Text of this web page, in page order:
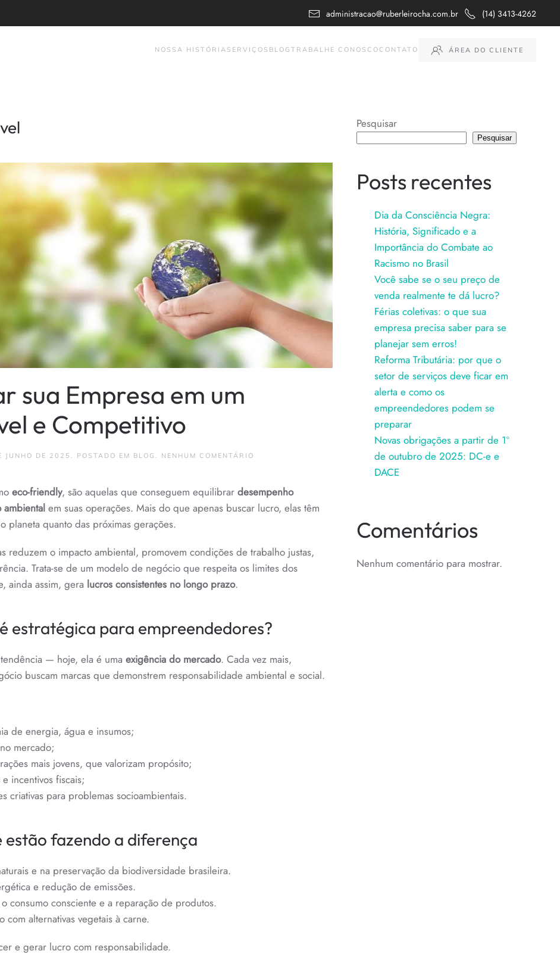
administracao@ruberleirocha.com.br (14) 3413-4262
NOSSA HISTÓRIA SERVIÇOS BLOG TRABALHE CONOSCO CONTATO ÁREA DO CLIENTE
sua Empresa em um
e Competitivo
JUNHO DE 2025 . POSTADO EM BLOG . NENHUM COMENTÁRIO
EMPRESA
UM
eco-friendly, são aquelas que conseguem equilibrar desempenho
em suas operações. Mais do que apenas buscar lucro, elas têm
quanto das próximas gerações.
reduzem o impacto ambiental, promovem condições de trabalho justas,
Trata-se de um modelo de negócio que respeita os limites dos
ainda assim, gera lucros consistentes no longo prazo.
estratégica para empreendedores?
— hoje, ela é uma exigência do mercado. Cada vez mais,
buscam marcas que demonstrem responsabilidade ambiental e social.
de energia, água e insumos;
no mercado;
mais jovens, que valorizam propósito;
e incentivos fiscais;
criativas para problemas socioambientais.
estão fazendo a diferença
e na preservação da biodiversidade brasileira.
e redução de emissões.
consumo consciente e a reparação de produtos.
com alternativas vegetais à carne.
e gerar lucro com responsabilidade.
Pesquisar
Pesquisar
Posts recentes
Dia da Consciência Negra:
História, Significado e a
Importância do Combate ao
Racismo no Brasil
Você sabe se o seu preço de
venda realmente te dá lucro?
Férias coletivas: o que sua
empresa precisa saber para se
planejar sem erros!
Reforma Tributária: por que o
setor de serviços deve ficar em
alerta e como os
empreendedores podem se
preparar
Novas obrigações a partir de 1º
de outubro de 2025: DC-e e
DACE
Comentários
Nenhum comentário para mostrar.